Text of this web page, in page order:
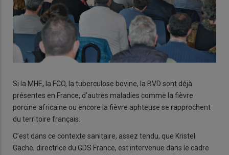
Si la MHE, la FCO, la tuberculose bovine, la BVD sont déjà
présentes en France, d’autres maladies comme la fièvre
porcine africaine ou encore la fièvre aphteuse se rapprochent
du territoire français.
C’est dans ce contexte sanitaire, assez tendu, que Kristel
Gache, directrice du GDS France, est intervenue dans le cadre